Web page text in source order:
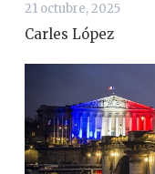
21 octubre, 2025
Carles López